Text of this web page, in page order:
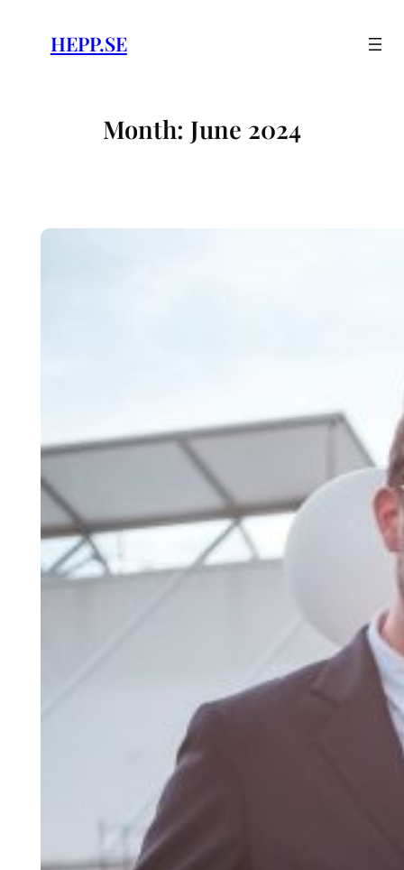
content
HEPP.SE
Month: June 2024